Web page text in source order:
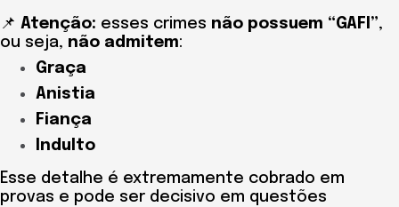
📌 Atenção: esses crimes não possuem “GAFI”,
ou seja, não admitem:
Graça
Anistia
Fiança
Indulto
Esse detalhe é extremamente cobrado em
provas e pode ser decisivo em questões